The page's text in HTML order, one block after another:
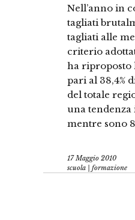
Nell’anno in
tagliati
tagliati alle
criterio
ha riproposto
pari al 38,4%
del totale
una tendenza
mentre sono
17 Maggio 2010
scuola | formazione